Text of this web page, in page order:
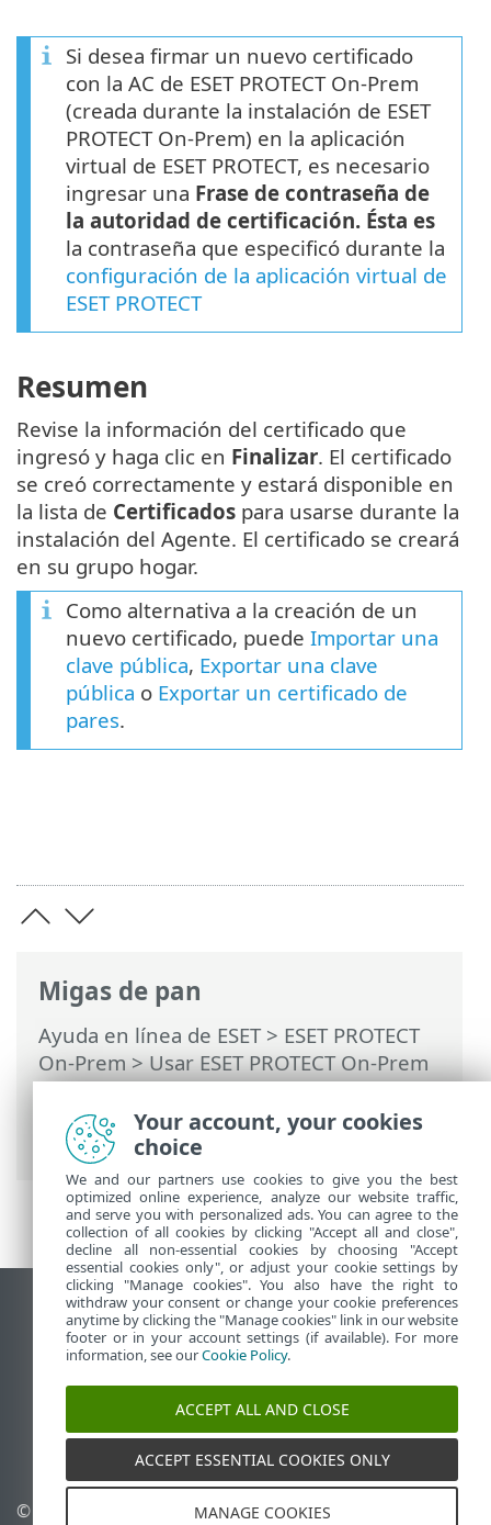
Migas de pan
Ayuda en línea de ESET> ESET PROTECT
On-Prem>Usar ESET PROTECT On-Prem
>ESET PROTECT On-Prem Menú principal
Más> Certificados>Certificados de
pares> Crear una nuevo certificado
Si desea firmar un nuevo certificado
con la AC de ESET PROTECT On-Prem
(creada durante la instalación de ESET
PROTECT On-Prem) en la aplicación
virtual de ESET PROTECT, es necesario
ingresar una Frase de contraseña de
la autoridad de certificación. Ésta es
la contraseña que especificó durante la
configuración de la aplicación virtual de
ESET PROTECT
Resumen
Revise la información del certificado que
ingresó y haga clic en Finalizar. El certificado
se creó correctamente y estará disponible en
la lista de Certificados para usarse durante la
instalación del Agente. El certificado se creará
en su grupo hogar.
Como alternativa a la creación de un
nuevo certificado, puede Importar una
clave pública, Exportar una clave
pública o Exportar un certificado de
pares.
Ver sitio del escritorio
End of Life
Base de conocimiento de ESET
Foro de ESET
ESET Status Portal
Soporte regional
© 1992 - 2026 ESET, spol. s
Administrar perfiles
Your account, your cookies
choice
We and our partners use cookies to give you the best
optimized online experience, analyze our website traffic,
and serve you with personalized ads. You can agree to the
collection of all cookies by clicking "Accept all and close",
decline all non-essential cookies by choosing "Accept
essential cookies only", or adjust your cookie settings by
clicking "Manage cookies". You also have the right to
withdraw your consent or change your cookie preferences
anytime by clicking the "Manage cookies" link in our website
footer or in your account settings (if available). For more
information, see ourCookie Policy.
ACCEPT ALL AND CLOSE
ACCEPT ESSENTIAL COOKIES ONLY
MANAGE COOKIES